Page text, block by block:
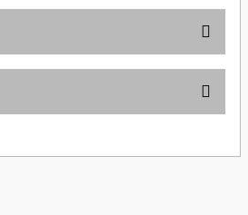
öneri formunu kullanarak tarafımıza